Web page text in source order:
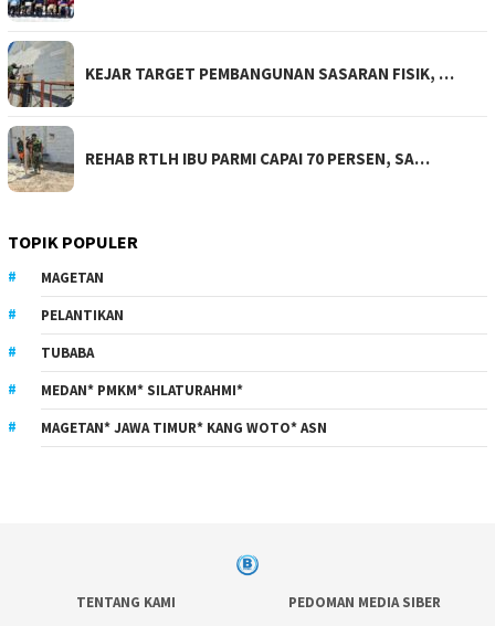
KEJAR TARGET PEMBANGUNAN SASARAN FISIK, …
REHAB RTLH IBU PARMI CAPAI 70 PERSEN, SA…
TOPIK POPULER
MAGETAN
PELANTIKAN
TUBABA
MEDAN* PMKM* SILATURAHMI*
MAGETAN* JAWA TIMUR* KANG WOTO* ASN
TENTANG KAMI
PEDOMAN MEDIA SIBER